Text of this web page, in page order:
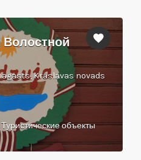
Волостной
Krāslavas novads
объекты